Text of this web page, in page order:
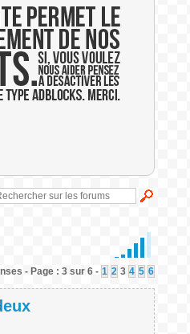
- Page : 3 sur 6 - 1 2 3 4 5 6